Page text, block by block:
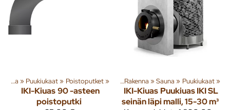
Sauna ‪» Puukiukaat‪» Poistoputket‪»
IKI-Kiuas 90 -asteen
poistoputki
Tuoteryhmiä ja tuotteita ‪»Rakenna ‪»Sauna ‪» Puukiukaat‪»
IKI-Kiuas Puukiuas IKI SL
seinän läpi malli, 15-30 m³